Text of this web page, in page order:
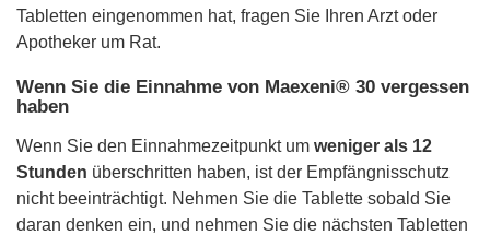
Tabletten eingenommen hat, fragen Sie Ihren Arzt oder
Apotheker um Rat.
Wenn Sie die Einnahme von Maexeni® 30 vergessen
haben
Wenn Sie den Einnahmezeitpunkt um weniger als 12
Stunden überschritten haben, ist der Empfängnisschutz
nicht beeinträchtigt. Nehmen Sie die Tablette sobald Sie
daran denken ein, und nehmen Sie die nächsten Tabletten